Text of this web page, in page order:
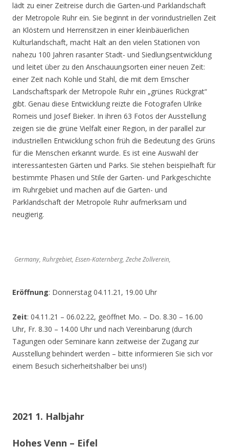
lädt zu einer Zeitreise durch die Garten-und Parklandschaft
der Metropole Ruhr ein. Sie beginnt in der vorindustriellen Zeit
an Klöstern und Herrensitzen in einer kleinbäuerlichen
Kulturlandschaft, macht Halt an den vielen Stationen von
nahezu 100 Jahren rasanter Stadt- und Siedlungsentwicklung
und leitet über zu den Anschauungsorten einer neuen Zeit:
einer Zeit nach Kohle und Stahl, die mit dem Emscher
Landschaftspark der Metropole Ruhr ein „grünes Rückgrat“
gibt. Genau diese Entwicklung reizte die Fotografen Ulrike
Romeis und Josef Bieker. In ihren 63 Fotos der Ausstellung
zeigen sie die grüne Vielfalt einer Region, in der parallel zur
industriellen Entwicklung schon früh die Bedeutung des Grüns
für die Menschen erkannt wurde. Es ist eine Auswahl der
interessantesten Gärten und Parks. Sie stehen beispielhaft für
bestimmte Phasen und Stile der Garten- und Parkgeschichte
im Ruhrgebiet und machen auf die Garten- und
Parklandschaft der Metropole Ruhr aufmerksam und
neugierig.
Germany, Ruhrgebiet, Essen-Katernberg, Zeche Zollverein,
Eröffnung: Donnerstag 04.11.21, 19.00 Uhr
Zeit: 04.11.21 – 06.02.22, geöffnet Mo. – Do. 8.30 – 16.00
Uhr, Fr. 8.30 – 14.00 Uhr und nach Vereinbarung (durch
Tagungen oder Seminare kann zeitweise der Zugang zur
Ausstellung behindert werden – bitte informieren Sie sich vor
einem Besuch sicherheitshalber bei uns!)
2021 1. Halbjahr
Hohes Venn – Eifel